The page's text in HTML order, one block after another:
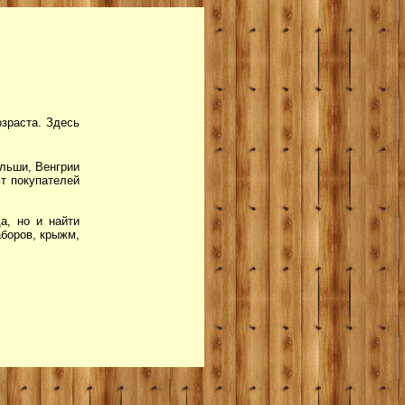
Здесь
Венгрии
покупателей
но и найти
крыжм,